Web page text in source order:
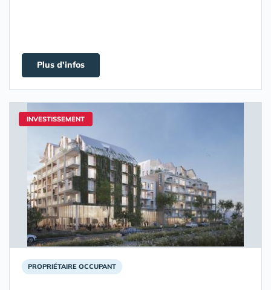
Plus d'infos
INVESTISSEMENT
PROPRIÉTAIRE OCCUPANT